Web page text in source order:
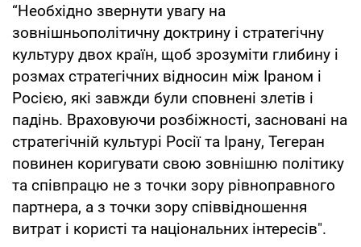
“Необхідно звернути увагу на
зовнішньополітичну доктрину і стратегічну
культуру двох країн, щоб зрозуміти глибину і
розмах стратегічних відносин між Іраном і
Росією, які завжди були сповнені злетів і
падінь. Враховуючи розбіжності, засновані на
стратегічній культурі Росії та Ірану, Тегеран
повинен коригувати свою зовнішню політику
та співпрацю не з точки зору рівноправного
партнера, а з точки зору співвідношення
витрат і користі та національних інтересів".